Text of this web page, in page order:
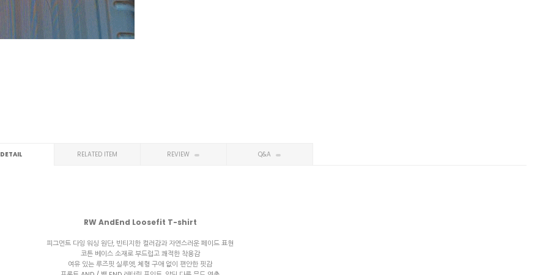
DETAIL RELATED ITEM REVIEW Q&A
RW AndEnd Loosefit T-shirt
피그먼트 다잉 워싱 원단, 빈티지한 컬러감과 자연스러운 페이드 표현
코튼 베이스 소재로 부드럽고 쾌적한 착용감
여유 있는 루즈핏 실루엣, 체형 구애 없이 편안한 핏감